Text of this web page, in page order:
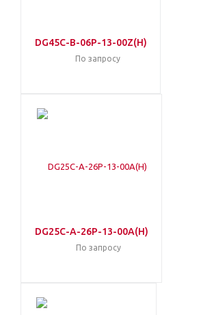
DG45C-B-06P-13-00Z(H)
По запросу
DG25C-A-26P-13-00A(H)
По запросу